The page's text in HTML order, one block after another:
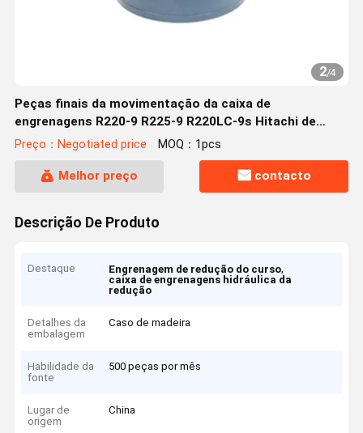
2/4
Peças finais da movimentação da caixa de
engrenagens R220-9 R225-9 R220LC-9s Hitachi de
31Q6-40020 Hitachi
Preço：Negotiated price MOQ：1pcs
Melhor preço contacto
Descrição De Produto
Destaque Engrenagem de redução do curso,
caixa de engrenagens hidráulica da
redução
Detalhes da
embalagem
Caso de madeira
Habilidade da
fonte
500 peças por mês
Lugar de
origem
China